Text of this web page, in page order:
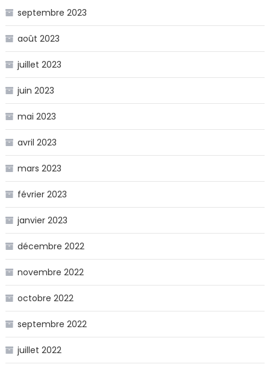
septembre 2023
août 2023
juillet 2023
juin 2023
mai 2023
avril 2023
mars 2023
février 2023
janvier 2023
décembre 2022
novembre 2022
octobre 2022
septembre 2022
juillet 2022